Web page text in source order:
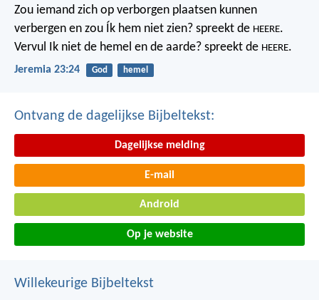
Zou iemand zich op verborgen plaatsen kunnen
verbergen en zou Ík hem niet zien? spreekt de HEERE.
Vervul Ik niet de hemel en de aarde? spreekt de HEERE.
Jeremia 23:24 God hemel
Ontvang de dagelijkse Bijbeltekst:
Dagelijkse melding
E-mail
Android
Op je website
Willekeurige Bijbeltekst